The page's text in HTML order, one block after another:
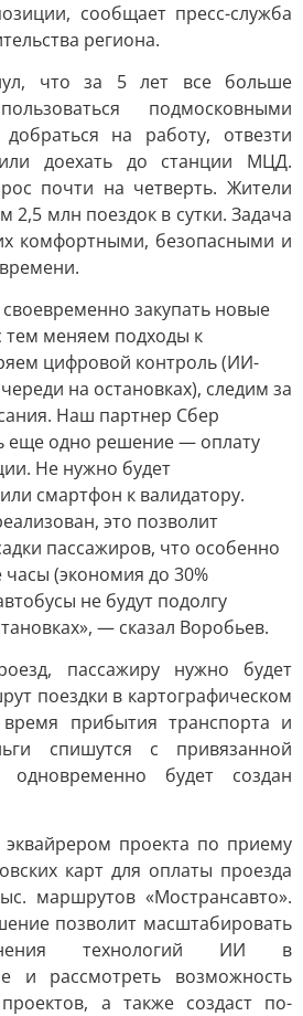
сообщает пресс-служба
региона.
что за 5 лет все больше
подмосковными
на работу, отвезти
доехать до станции МЦД.
почти на четверть. Жители
2,5 млн поездок в сутки. Задача
комфортными, безопасными и
закупать новые
тем меняем подходы к
цифровой контроль (ИИ-
на остановках), следим за
Наш партнер Сбер
еще одно решение — оплату
Не нужно будет
смартфон к валидатору.
это позволит
пассажиров, что особенно
(экономия до 30%
не будут подолгу
— сказал Воробьев.
пассажиру нужно будет
поездки в картографическом
время прибытия транспорта и
спишутся с привязанной
одновременно будет создан
эквайрером проекта по приему
карт для оплаты проезда
маршрутов «Мострансавто».
позволит масштабировать
технологий ИИ в
и рассмотреть возможность
а также создаст по-